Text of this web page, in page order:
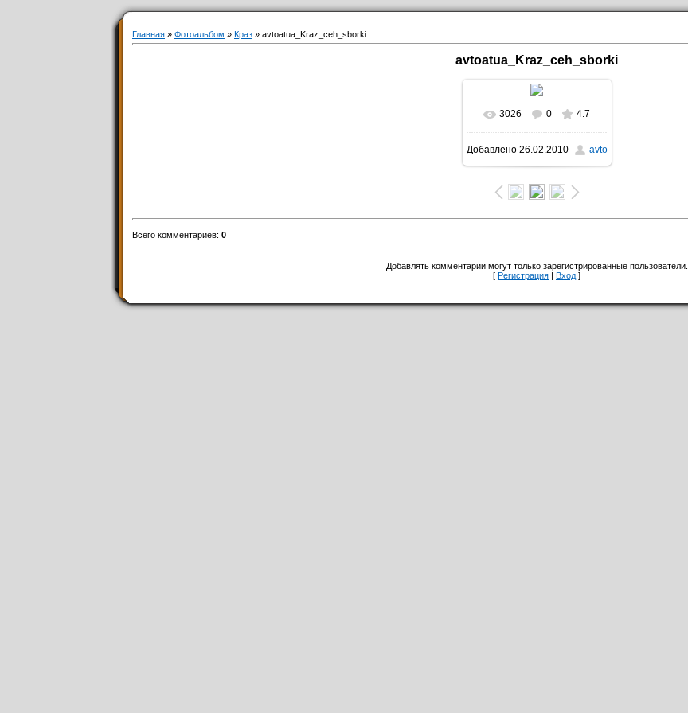
Главная » Фотоальбом » Краз » avtoatua_Kraz_ceh_sborki
avtoatua_Kraz_ceh_sborki
В реальном размере
800x533/ 131.5Kb
3026 0 4.7
Добавлено26.02.2010 avto
Всего комментариев: 0
Добавлять комментарии могут только зарегистрированные пользователи.
[ Регистрация | Вход ]